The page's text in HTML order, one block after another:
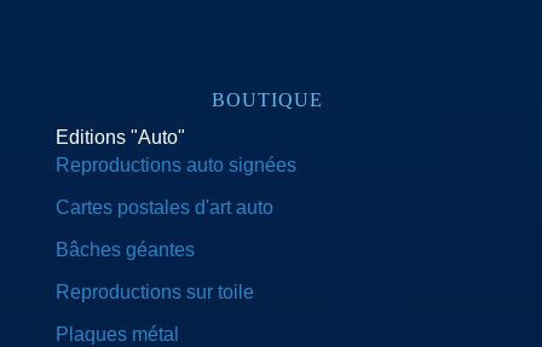
BOUTIQUE
Editions "Auto"
Reproductions auto signées
Cartes postales d'art auto
Bâches géantes
Reproductions sur toile
Plaques métal